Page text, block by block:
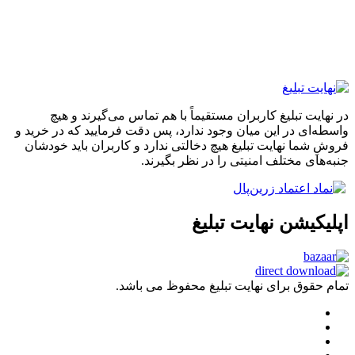
در نهایت تبلیغ کاربران مستقیماً با هم تماس می‌گیرند و هیچ
واسطه‌ای در این میان وجود ندارد، پس دقت فرمایید که در خرید و
فروشِ شما نهایت تبلیغ هیچ دخالتی ندارد و کاربران باید خودشان
جنبه‌های مختلف امنیتی را در نظر بگیرند.
اپلیکیشن نهایت تبلیغ
تمام حقوق برای نهایت تبلیغ محفوظ می باشد.